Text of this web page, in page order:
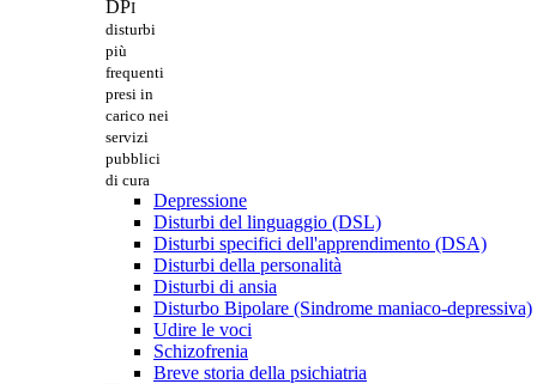
DPI
disturbi
più
frequenti
presi in
carico nei
servizi
pubblici
di cura
Depressione
Disturbi del linguaggio (DSL)
Disturbi specifici dell'apprendimento (DSA)
Disturbi della personalità
Disturbi di ansia
Disturbo Bipolare (Sindrome maniaco-depressiva)
Udire le voci
Schizofrenia
Breve storia della psichiatria